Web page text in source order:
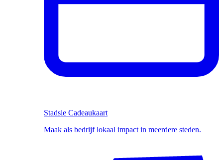
Stadsie Cadeaukaart
Maak als bedrijf lokaal impact in meerdere steden.